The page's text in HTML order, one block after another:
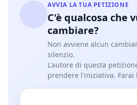
AVVIA LA TUA PETIZIONE
C'è qualcosa che
cambiare?
Non avviene alcun
silenzio.
L'autore di questa
prendere l'iniziativa. Farai